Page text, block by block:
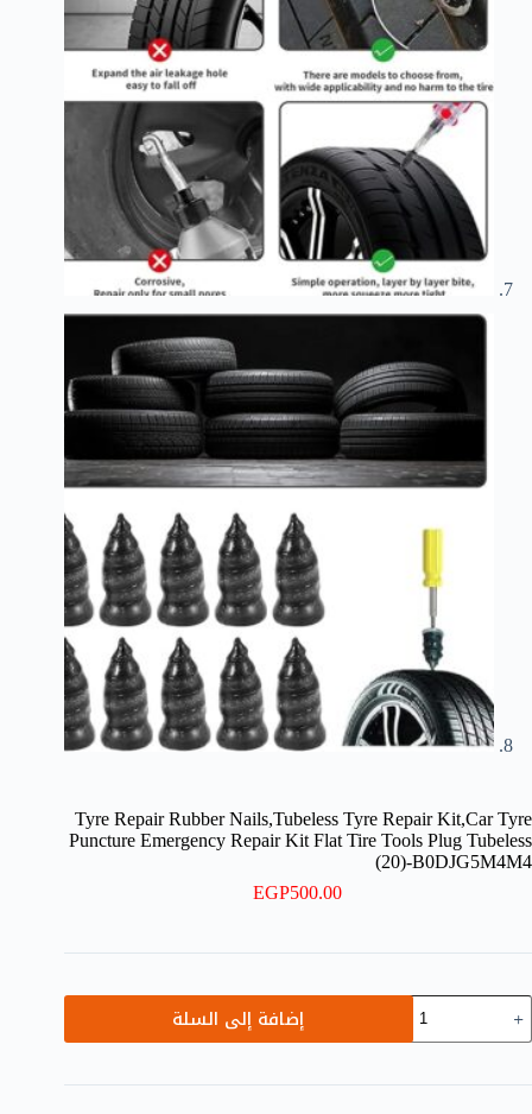
Tyre Repair Rubber Nails,Tubeless Tyre Repair Kit,Car Tyre
Puncture Emergency Repair Kit Flat Tire Tools Plug Tubeless
(20)-B0DJG5M4M4
EGP500.00
Tyre
Repair
Nails,Tubeless
إضافة إلى السلة